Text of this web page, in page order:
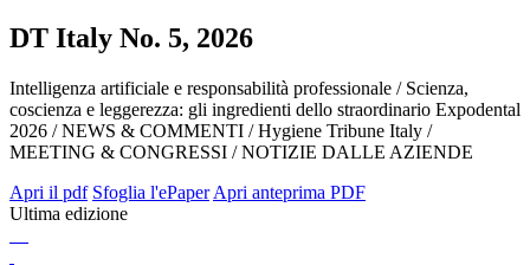
DT Italy No. 5, 2026
Intelligenza artificiale e responsabilità professionale / Scienza,
coscienza e leggerezza: gli ingredienti dello straordinario Expodental
2026 / NEWS & COMMENTI / Hygiene Tribune Italy /
MEETING & CONGRESSI / NOTIZIE DALLE AZIENDE
Apri il pdf Sfoglia l'ePaper Apri anteprima PDF
Ultima edizione